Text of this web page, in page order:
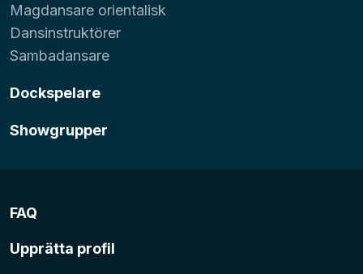
Magdansare orientalisk
Dansinstruktörer
Sambadansare
Dockspelare
Showgrupper
FAQ
Upprätta profil